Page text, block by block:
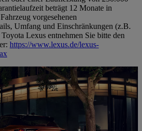
beträgt 12 Monate in
vorgesehenen
Umfang und Einschränkungen (z.B.
Lexus entnehmen Sie bitte den
https://www.lexus.de/lexus-